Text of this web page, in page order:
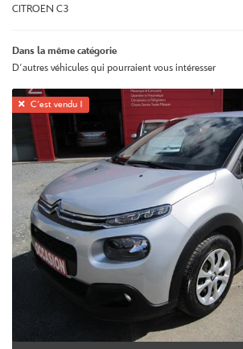
CITROEN C3
Dans la même catégorie
D'autres véhicules qui pourraient vous intéresser
 C'est vendu !